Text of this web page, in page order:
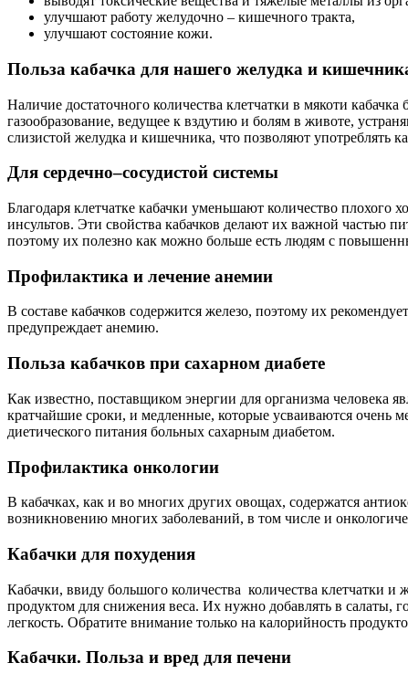
улучшают работу желудочно – кишечного тракта,
улучшают состояние кожи.
Польза кабачка для нашего желудка и
Наличие достаточного количества клетчатки в мякоти
газообразование, ведущее к вздутию и болям в животе,
слизистой желудка и кишечника, что позволяют употреблять
Для сердечно–сосудистой системы
Благодаря клетчатке кабачки уменьшают количество
инсультов. Эти свойства кабачков делают их важной частью
поэтому их полезно как можно больше есть людям с
Профилактика и лечение анемии
В составе кабачков содержится железо, поэтому их
предупреждает анемию.
Польза кабачков при сахарном диабете
Как известно, поставщиком энергии для организма человека
кратчайшие сроки, и медленные, которые усваиваются очень
диетического питания больных сахарным диабетом.
Профилактика онкологии
В кабачках, как и во многих других овощах, содержатся
возникновению многих заболеваний, в том числе и
Кабачки для похудения
Кабачки, ввиду большого количества количества клетчатки
продуктом для снижения веса. Их нужно добавлять в салаты,
легкость. Обратите внимание только на калорийность
Кабачки. Польза и вред для печени